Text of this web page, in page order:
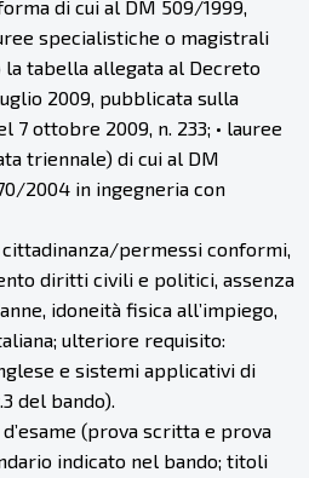
di cui al DM 509/1999,
specialistiche o magistrali
la tabella allegata al Decreto
2009, pubblicata sulla
7 ottobre 2009, n. 233; • lauree
triennale) di cui al DM
2004 in ingegneria con
cittadinanza/permessi conformi,
diritti civili e politici, assenza
idoneità fisica all’impiego,
ulteriore requisito:
e sistemi applicativi di
del bando).
(prova scritta e prova
indicato nel bando; titoli